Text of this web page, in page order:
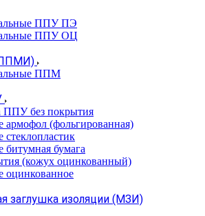
ППУ ПЭ
ППУ ОЦ
ППМ
ППУ без покрытия
армофол (фольгированная)
битумная бумага
(кожух оцинкованный)
оцинкованное
заглушка изоляции (МЗИ)